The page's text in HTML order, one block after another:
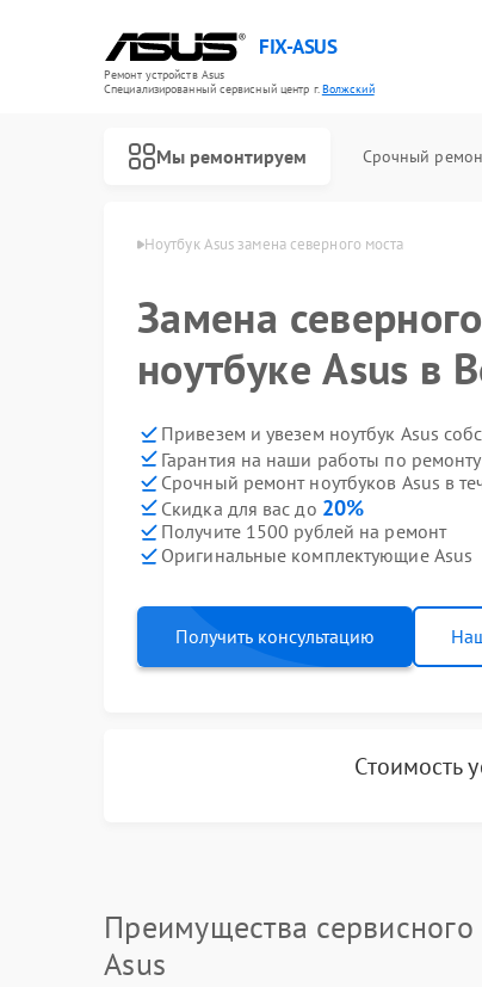
FIX-ASUS
Ремонт устройств Asus
Специализированный cервисный центр г.Волжский
Мы ремонтируем Срочный
Ноутбук Asus замена северного моста
Замена
ноутбуке Asus в
Привезем и увезем ноутбук Asus
Гарантия на наши работы по
Срочный ремонт ноутбуков Asus в
Скидка для вас до 20%
Получите 1500 рублей на ремонт
Оригинальные комплектующие Asus
Получить консультацию
Стоимость
Преимущества сервисного
Asus